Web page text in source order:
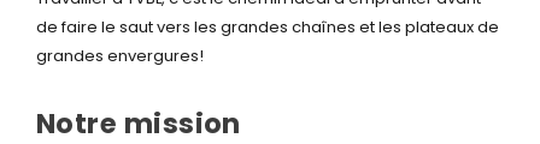
de faire le saut vers les grandes chaînes et les plateaux de
grandes envergures!
Notre mission